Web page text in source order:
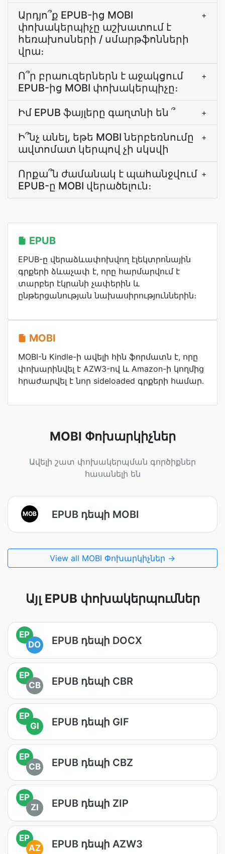
Արդյո՞ք EPUB-ից MOBI
փոխակերպիչը աշխատում է
հեռախոսների / սմարթֆոնների
վրա։
+
Ո՞ր բրաուզերներն է աջակցում
EPUB-ից MOBI փոխակերպիչը։
+
Իմ EPUB ֆայլերը գաղտնի են ՞ +
Ի՞նչ անել, եթե MOBI ներբեռնումը
ավտոմատ կերպով չի սկսվի
+
Որքա՞ն ժամանակ է պահանջվում
EPUB-ը MOBI վերածելուն։
+
EPUB
EPUB-ը վերաձևափոխվող էլեկտրոնային
գրքերի ձևաչափ է, որը հարմարվում է
տարբեր էկրանի չափերին և
ընթերցանության նախասիրություններին։
MOBI
MOBI-ն Kindle-ի ավելի հին ֆորմատն է, որը
փոխարինվել է AZW3-ով և Amazon-ի կողմից
հրաժարվել է նոր sideloaded գրքերի համար.
MOBI Փոխարկիչներ
Ավելի շատ փոխակերպման գործիքներ
հասանելի են
MOB EPUB դեպի MOBI
View all MOBI Փոխարկիչներ →
Այլ EPUB փոխակերպումներ
EP
DO
EPUB դեպի DOCX
EP
CB
EPUB դեպի CBR
EP
GI
EPUB դեպի GIF
EP
CB
EPUB դեպի CBZ
EP
ZI
EPUB դեպի ZIP
EP
AZ
EPUB դեպի AZW3